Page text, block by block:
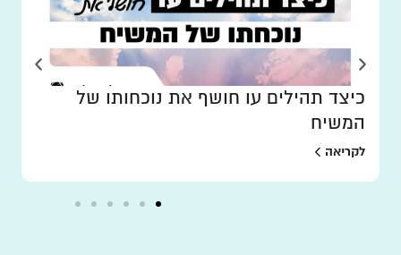
כיצד תהילים עו חושף את נוכחותו של
המשיח
לקריאה